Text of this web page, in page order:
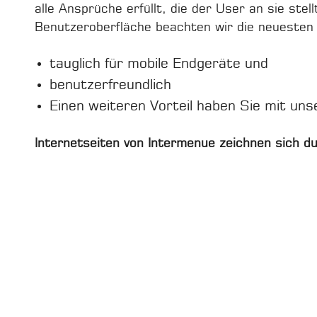
alle Ansprüche erfüllt, die der User an sie
Benutzeroberfläche beachten wir die
tauglich für mobile Endgeräte und
benutzerfreundlich
Einen weiteren Vorteil haben Sie mit
Internetseiten von Intermenue zeichnen sich